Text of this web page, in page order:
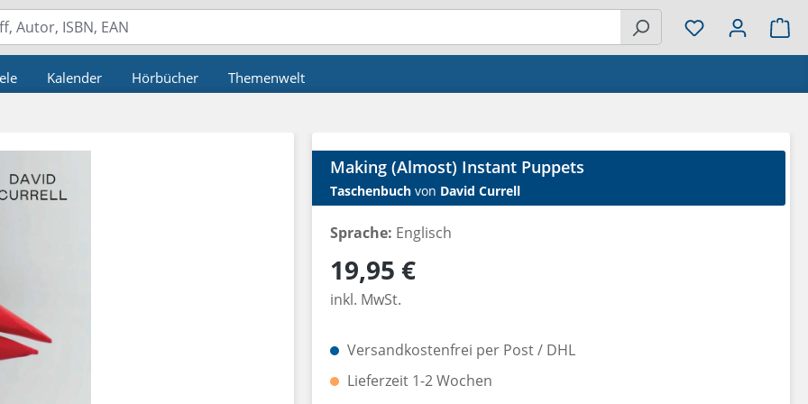
Kalender Hörbücher Themenwelt
Making (Almost) Instant Puppets
Taschenbuch von David Currell
Sprache: Englisch
Regulärer Preis:
19,95 €
inkl. MwSt.
Versandkostenfrei per Post / DHL
Lieferzeit 1-2 Wochen